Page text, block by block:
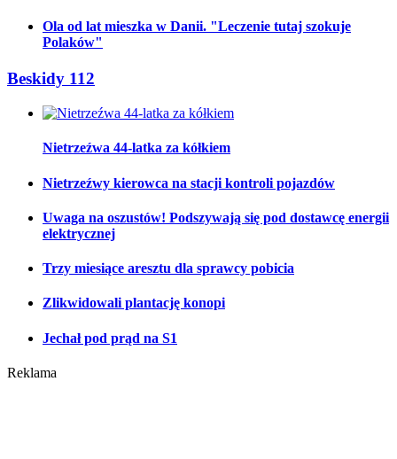
Ola od lat mieszka w Danii. "Leczenie tutaj szokuje
Polaków"
Beskidy 112
Nietrzeźwa 44-latka za kółkiem
Nietrzeźwy kierowca na stacji kontroli pojazdów
Uwaga na oszustów! Podszywają się pod dostawcę energii
elektrycznej
Trzy miesiące aresztu dla sprawcy pobicia
Zlikwidowali plantację konopi
Jechał pod prąd na S1
Reklama